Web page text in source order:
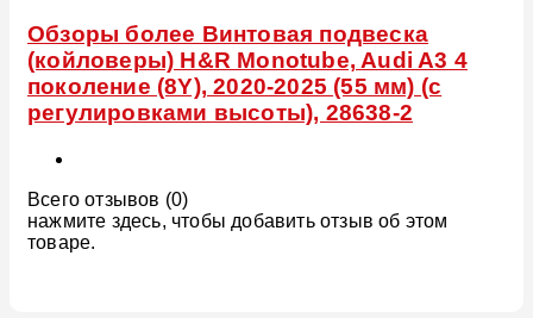
Обзоры более Винтовая подвеска
(койловеры) H&R Monotube, Audi A3 4
поколение (8Y), 2020-2025 (55 мм) (с
регулировками высоты), 28638-2
Всего отзывов (0)
нажмите здесь, чтобы добавить отзыв об этом
товаре.